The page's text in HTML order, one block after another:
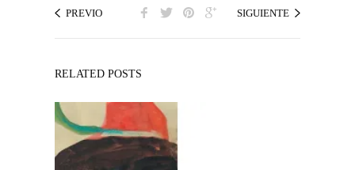
PREVIO SIGUIENTE
RELATED POSTS